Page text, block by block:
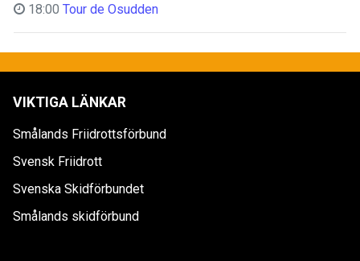
18:00 Tour de Osudden
VIKTIGA LÄNKAR
Smålands Friidrottsförbund
Svensk Friidrott
Svenska Skidförbundet
Smålands skidförbund